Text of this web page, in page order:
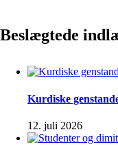
Beslægtede
Kurdiske
12. juli 2026